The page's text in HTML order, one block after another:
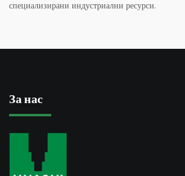
специализирани индустриални ресурси.
За нас